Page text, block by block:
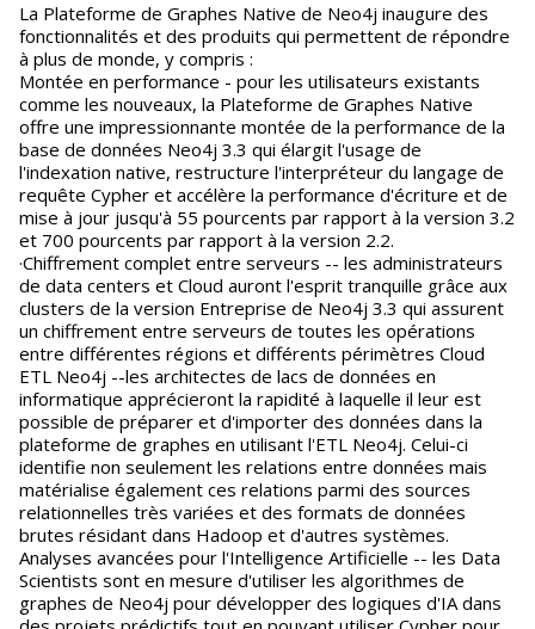
La Plateforme de Graphes Native de Neo4j inaugure des
fonctionnalités et des produits qui permettent de répondre
à plus de monde, y compris :
Montée en performance - pour les utilisateurs existants
comme les nouveaux, la Plateforme de Graphes Native
offre une impressionnante montée de la performance de la
base de données Neo4j 3.3 qui élargit l'usage de
l'indexation native, restructure l'interpréteur du langage de
requête Cypher et accélère la performance d'écriture et de
mise à jour jusqu'à 55 pourcents par rapport à la version 3.2
et 700 pourcents par rapport à la version 2.2.
·Chiffrement complet entre serveurs -- les administrateurs
de data centers et Cloud auront l'esprit tranquille grâce aux
clusters de la version Entreprise de Neo4j 3.3 qui assurent
un chiffrement entre serveurs de toutes les opérations
entre différentes régions et différents périmètres Cloud
ETL Neo4j --les architectes de lacs de données en
informatique apprécieront la rapidité à laquelle il leur est
possible de préparer et d'importer des données dans la
plateforme de graphes en utilisant l'ETL Neo4j. Celui-ci
identifie non seulement les relations entre données mais
matérialise également ces relations parmi des sources
relationnelles très variées et des formats de données
brutes résidant dans Hadoop et d'autres systèmes.
Analyses avancées pour l'Intelligence Artificielle -- les Data
Scientists sont en mesure d'utiliser les algorithmes de
graphes de Neo4j pour développer des logiques d'IA dans